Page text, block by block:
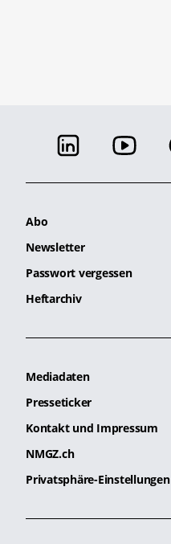
Abo
Newsletter
Passwort vergessen
Heftarchiv
Mediadaten
Presseticker
Kontakt und Impressum
NMGZ.ch
Privatsphäre-Einstellungen